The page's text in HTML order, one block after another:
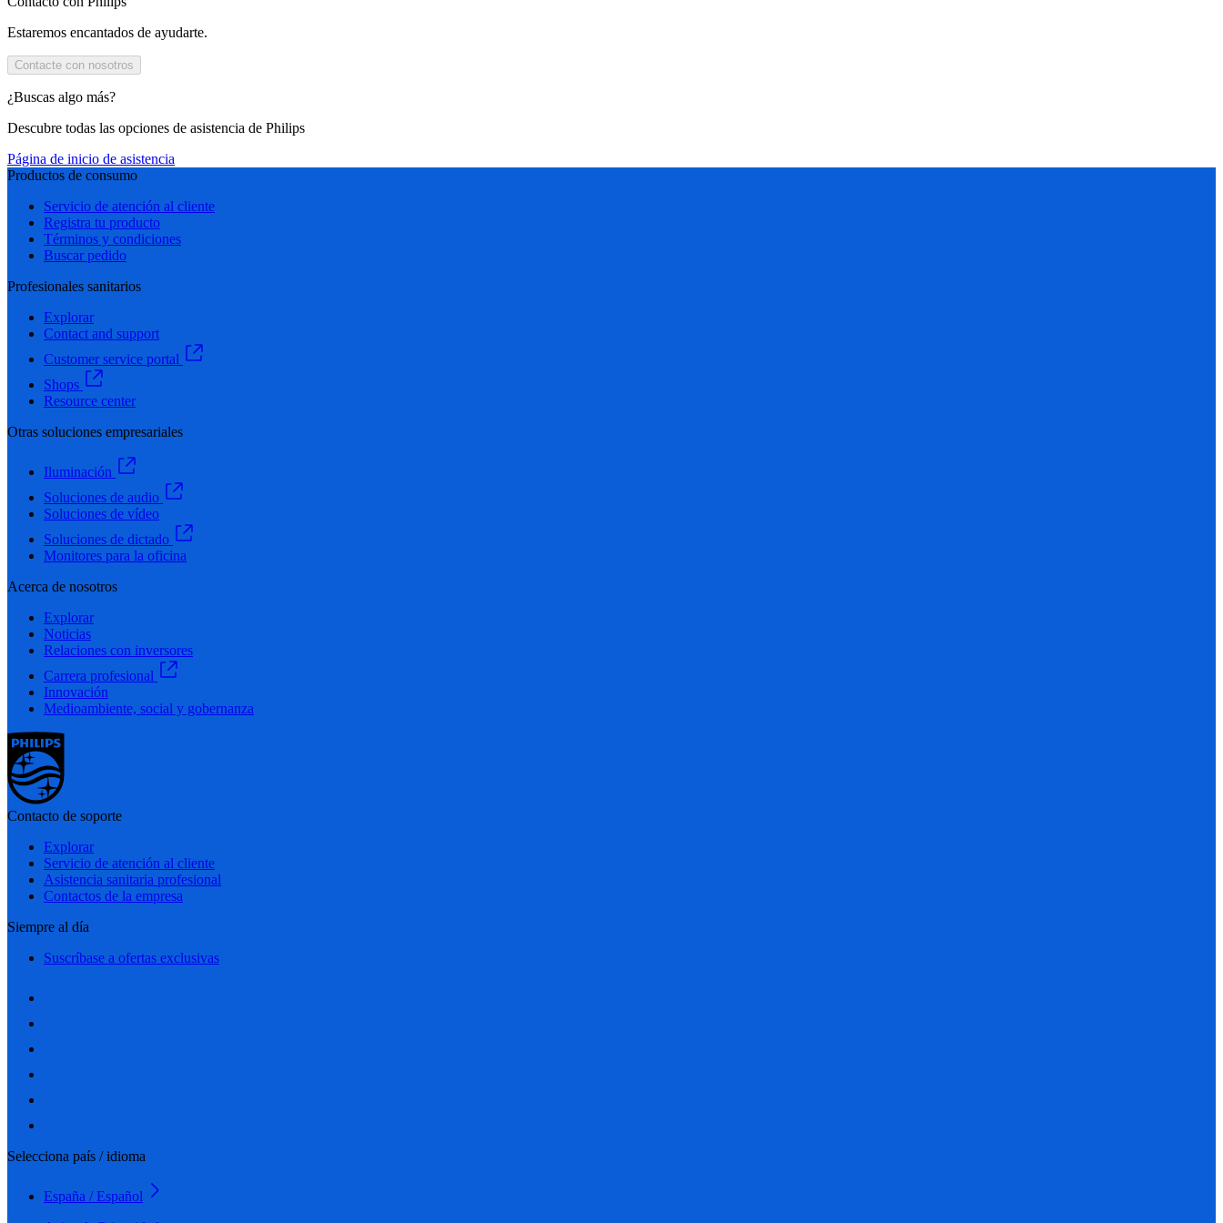
Estaremos encantados de ayudarte.
Contacte con nosotros
¿Buscas algo más?
Descubre todas las opciones de asistencia de Philips
Página de inicio de asistencia
Productos de consumo
Servicio de atención al cliente
Registra tu producto
Términos y condiciones
Buscar pedido
Profesionales sanitarios
Explorar
Contact and support
Customer service portal
Shops
Resource center
Otras soluciones empresariales
Iluminación
Soluciones de audio
Soluciones de vídeo
Soluciones de dictado
Monitores para la oficina
Acerca de nosotros
Explorar
Noticias
Relaciones con inversores
Carrera profesional
Innovación
Medioambiente, social y gobernanza
Contacto de soporte
Explorar
Servicio de atención al cliente
Asistencia sanitaria profesional
Contactos de la empresa
Siempre al día
Suscríbase a ofertas exclusivas
Selecciona país / idioma
España / Español